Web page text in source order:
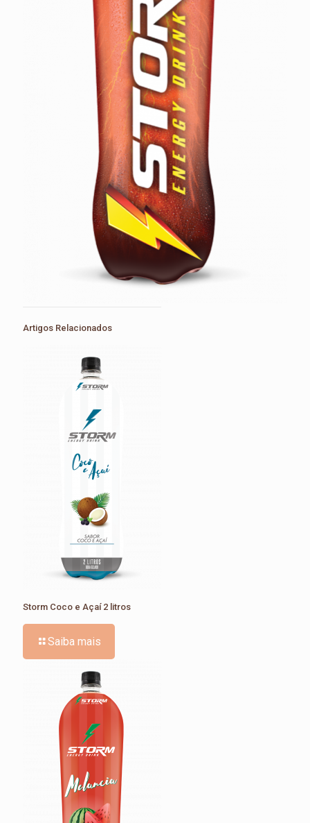
Artigos Relacionados
Storm Coco e Açaí 2 litros
Saiba mais